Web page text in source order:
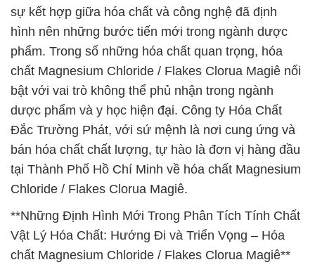
sự kết hợp giữa hóa chất và công nghệ đã định
hình nên những bước tiến mới trong ngành dược
phẩm. Trong số những hóa chất quan trọng, hóa
chất Magnesium Chloride / Flakes Clorua Magiê nổi
bật với vai trò không thể phủ nhận trong ngành
dược phẩm và y học hiện đại. Công ty Hóa Chất
Đắc Trường Phát, với sứ mệnh là nơi cung ứng và
bán hóa chất chất lượng, tự hào là đơn vị hàng đầu
tại Thành Phố Hồ Chí Minh về hóa chất Magnesium
Chloride / Flakes Clorua Magiê.
**Những Định Hình Mới Trong Phân Tích Tính Chất
Vật Lý Hóa Chất: Hướng Đi và Triển Vọng – Hóa
chất Magnesium Chloride / Flakes Clorua Magiê**